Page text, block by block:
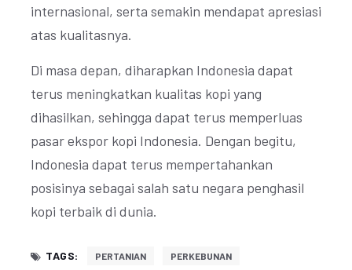
internasional, serta semakin mendapat apresiasi
atas kualitasnya.
Di masa depan, diharapkan Indonesia dapat
terus meningkatkan kualitas kopi yang
dihasilkan, sehingga dapat terus memperluas
pasar ekspor kopi Indonesia. Dengan begitu,
Indonesia dapat terus mempertahankan
posisinya sebagai salah satu negara penghasil
kopi terbaik di dunia.
TAGS: PERTANIAN PERKEBUNAN